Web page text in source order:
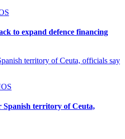
to expand defence financing
territory of Ceuta, officials say
Spanish territory of Ceuta,